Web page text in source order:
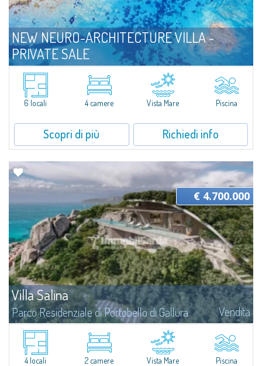
NEW NEURO-ARCHITECTURE VILLA -
PRIVATE SALE
Parco Residenziale di Portobello di Gallura Vendita
Il design di questo Private Sale - Bespoke private market nasce per
garantire il massimo benessere abitativo in qualsiasi periodo dell'anno.La
villa è ad oggi in-progress, ideale per chi desidera una soluzione...
6 locali 4 camere Vista Mare Piscina
Scopri di più Richiedi info
Villa Salina
Parco Residenziale di Portobello di Gallura Vendita
Una villa scolpita dalla natura nel Parco Residenziale di Portobello di
Gallura Tra le forme granitiche della Gallura e il verde della macchia
mediterranea, questa straordinaria villa sembra nascere direttamente dal...
€ 4.700.000
4 locali 2 camere Vista Mare Piscina